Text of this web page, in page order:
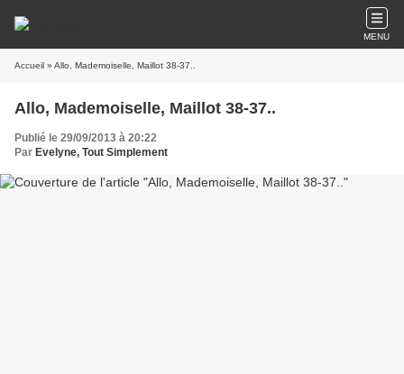
MENU
Accueil » Allo, Mademoiselle, Maillot 38-37..
Allo, Mademoiselle, Maillot 38-37..
Publié le 29/09/2013 à 20:22
Par Evelyne, Tout Simplement